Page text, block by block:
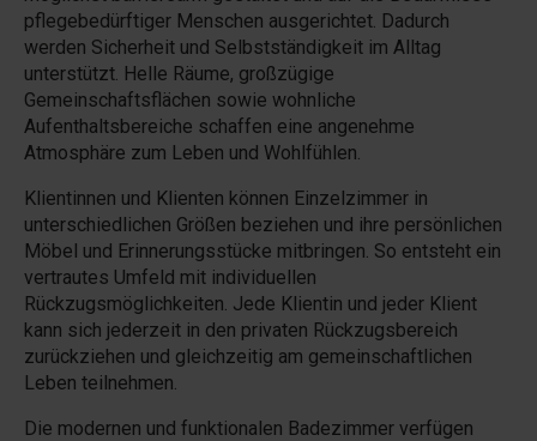
pflegebedürftiger Menschen ausgerichtet. Dadurch
werden Sicherheit und Selbstständigkeit im Alltag
unterstützt. Helle Räume, großzügige
Gemeinschaftsflächen sowie wohnliche
Aufenthaltsbereiche schaffen eine angenehme
Atmosphäre zum Leben und Wohlfühlen.
Klientinnen und Klienten können Einzelzimmer in
unterschiedlichen Größen beziehen und ihre persönlichen
Möbel und Erinnerungsstücke mitbringen. So entsteht ein
vertrautes Umfeld mit individuellen
Rückzugsmöglichkeiten. Jede Klientin und jeder Klient
kann sich jederzeit in den privaten Rückzugsbereich
zurückziehen und gleichzeitig am gemeinschaftlichen
Leben teilnehmen.
Die modernen und funktionalen Badezimmer verfügen